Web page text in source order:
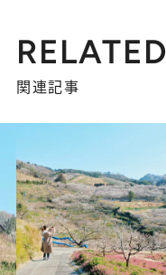
関連記事